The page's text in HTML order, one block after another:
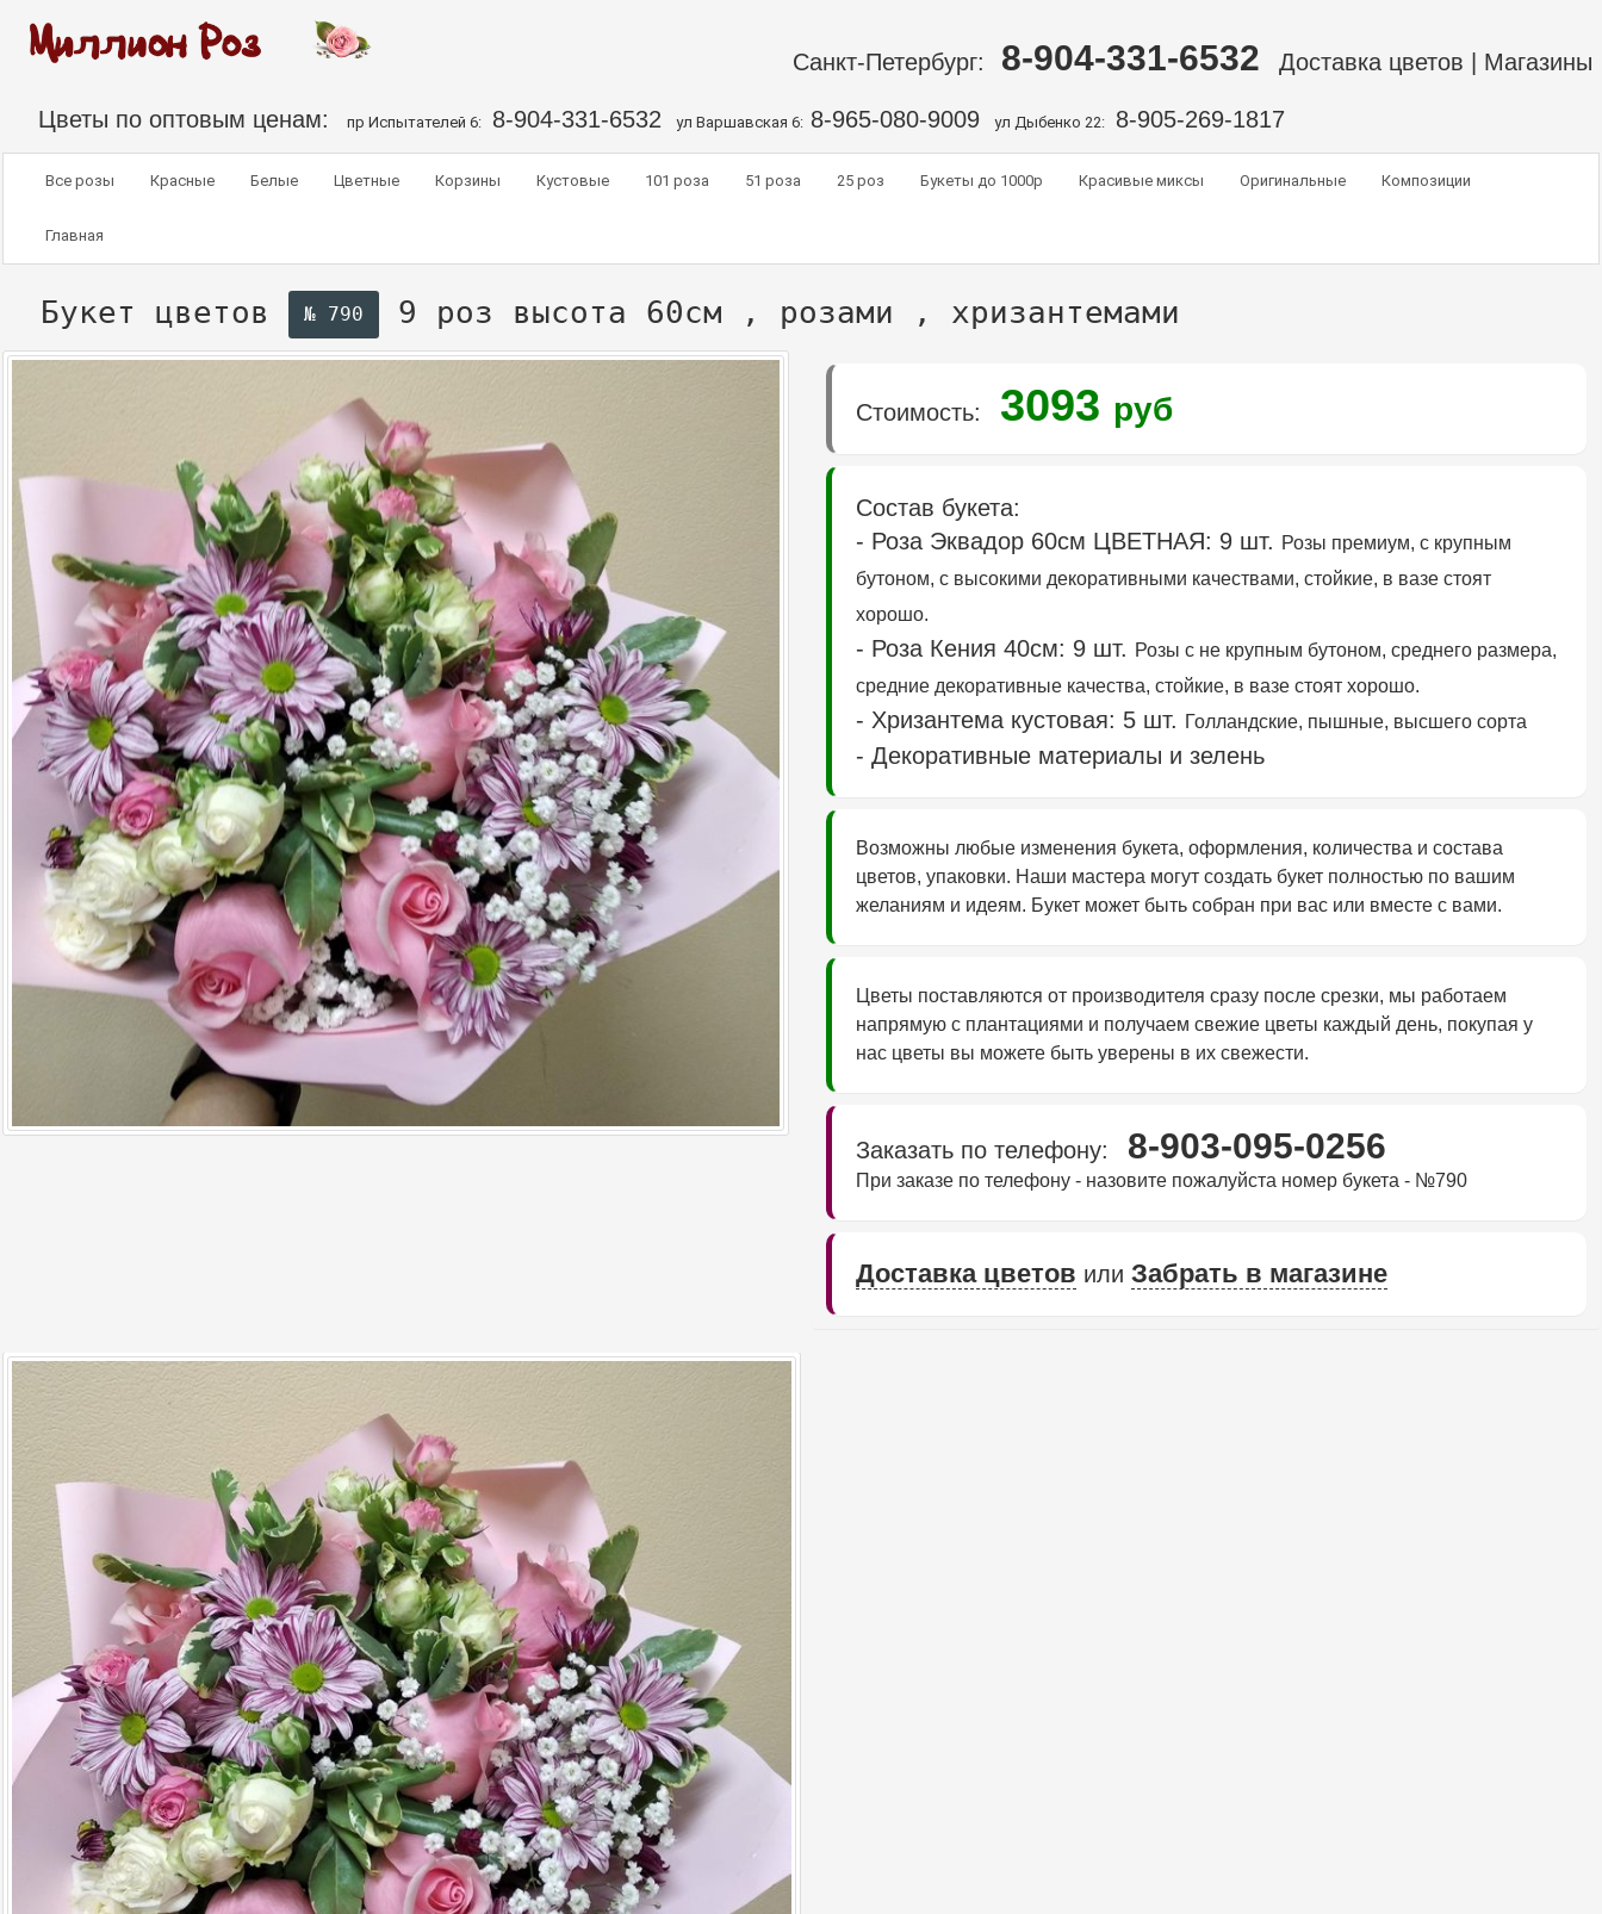
Санкт-Петербург: 8-904-331-6532 Доставка цветов Магазины
Цветы по оптовым ценам: пр Испытателей 6: 8-904-331-6532 ул Варшавская 6: 8-965-080-9009 ул Дыбенко 22: 8-905-269-1817
Все розы Красные Белые Цветные Корзины Кустовые 101 роза 51 роза 25 роз Букеты до 1000р Красивые миксы Оригинальные Композиции
Главная
Букет цветов № 790 9 роз высота 60см , розами , хризантемами
Стоимость: 3093 руб
Состав букета:
- Роза Эквадор 60см ЦВЕТНАЯ: 9 шт. Розы премиум, с крупным
бутоном, с высокими декоративными качествами, стойкие, в вазе стоят
хорошо.
- Роза Кения 40см: 9 шт. Розы с не крупным бутоном, среднего размера,
средние декоративные качества, стойкие, в вазе стоят хорошо.
- Хризантема кустовая: 5 шт. Голландские, пышные, высшего сорта
- Декоративные материалы и зелень
Возможны любые изменения букета, оформления, количества и состава
цветов, упаковки. Наши мастера могут создать букет полностью по вашим
желаниям и идеям. Букет может быть собран при вас или вместе с вами.
Цветы поставляются от производителя сразу после срезки, мы работаем
напрямую с плантациями и получаем свежие цветы каждый день, покупая у
нас цветы вы можете быть уверены в их свежести.
Заказать по телефону: 8-903-095-0256
При заказе по телефону - назовите пожалуйста номер букета - №790
Доставка цветов или Забрать в магазине